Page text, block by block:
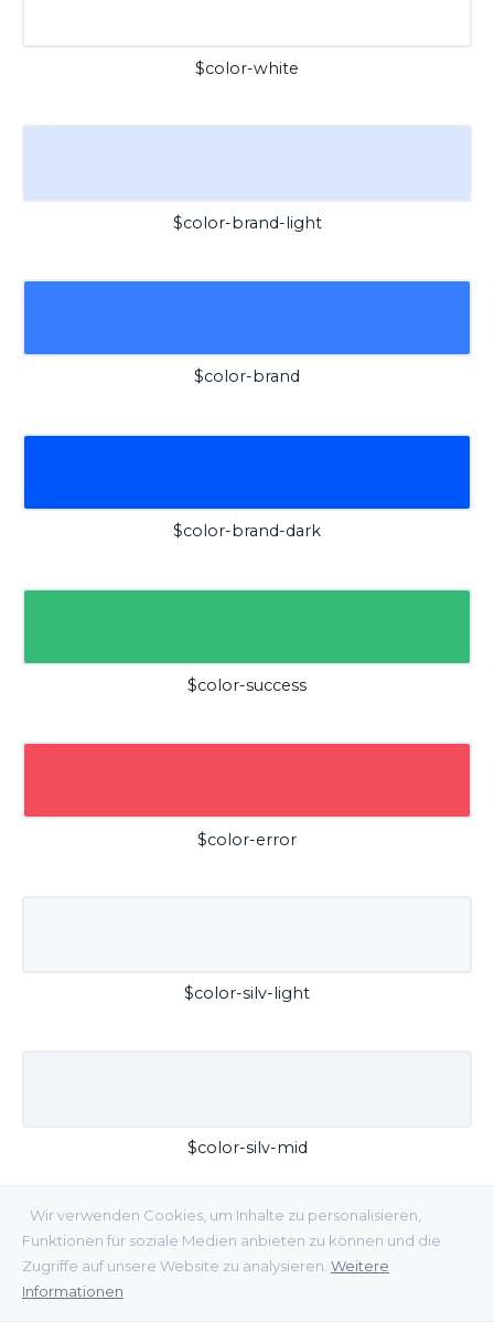
Wir verwenden Cookies, um Inhalte zu personalisieren,
Funktionen für soziale Medien anbieten zu können und die
Zugriffe auf unsere Website zu analysieren. Weitere
Informationen
$color-white
$color-brand-light
$color-brand
$color-brand-dark
$color-success
$color-error
$color-silv-light
$color-silv-mid